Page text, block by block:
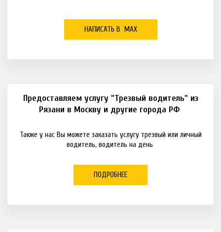
НАПИСАТЬ В МАХ
Предоставляем услугу "Трезвый водитель" из
Рязани в Москву и другие города РФ
Также у нас Вы можете заказать услугу трезвый или личный
водитель, водитель на день
ПОДРОБНЕЕ